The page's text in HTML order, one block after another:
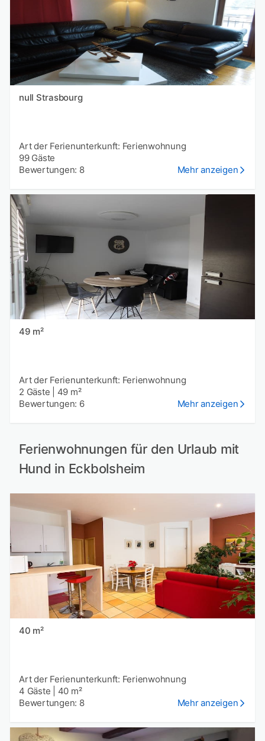
null Strasbourg
Art der Ferienunterkunft: Ferienwohnung
99 Gäste
Bewertungen: 8
Mehr anzeigen
49 m²
Art der Ferienunterkunft: Ferienwohnung
2 Gäste
49 m²
Bewertungen: 6
Mehr anzeigen
Ferienwohnungen für den Urlaub mit
Hund in Eckbolsheim
40 m²
Art der Ferienunterkunft: Ferienwohnung
4 Gäste
40 m²
Bewertungen: 8
Mehr anzeigen